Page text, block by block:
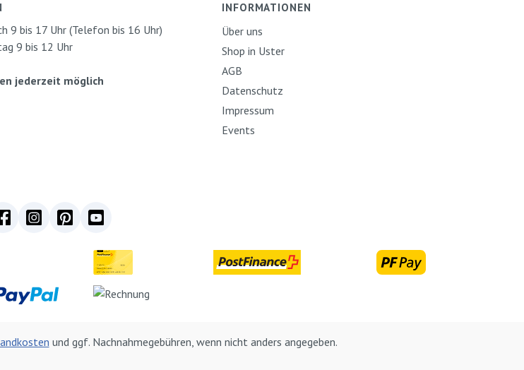
9 bis 17 Uhr (Telefon bis 16 Uhr)
9 bis 12 Uhr
jederzeit möglich
INFORMATIONEN
Über uns
Shop in Uster
AGB
Datenschutz
Impressum
Events
und ggf. Nachnahmegebühren, wenn nicht anders angegeben.